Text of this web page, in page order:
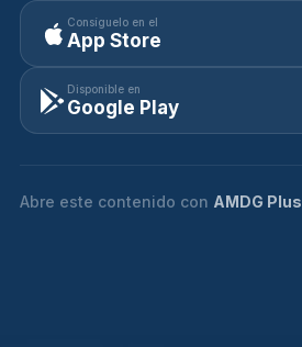
Consíguelo en el
App Store
Disponible en
Google Play
Abre este contenido con AMDG Plus